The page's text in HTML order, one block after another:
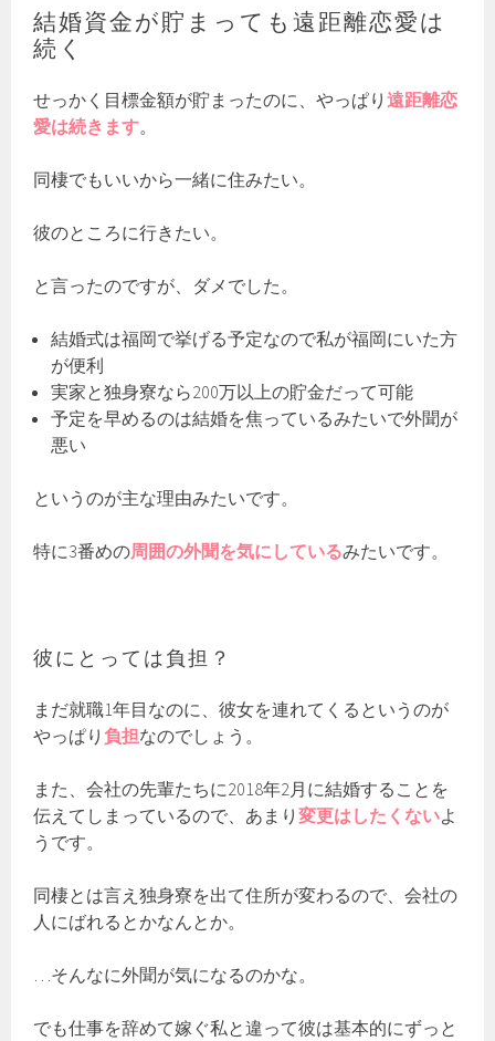
結婚資金が貯まっても遠距離恋愛は
続く
せっかく目標金額が貯まったのに、やっぱり遠距離恋
愛は続きます。
同棲でもいいから一緒に住みたい。
彼のところに行きたい。
と言ったのですが、ダメでした。
結婚式は福岡で挙げる予定なので私が福岡にいた方
が便利
実家と独身寮なら200万以上の貯金だって可能
予定を早めるのは結婚を焦っているみたいで外聞が
悪い
というのが主な理由みたいです。
特に3番めの周囲の外聞を気にしているみたいです。
彼にとっては負担？
まだ就職1年目なのに、彼女を連れてくるというのが
やっぱり負担なのでしょう。
また、会社の先輩たちに2018年2月に結婚することを
伝えてしまっているので、あまり変更はしたくないよ
うです。
同棲とは言え独身寮を出て住所が変わるので、会社の
人にばれるとかなんとか。
…そんなに外聞が気になるのかな。
でも仕事を辞めて嫁ぐ私と違って彼は基本的にずっと